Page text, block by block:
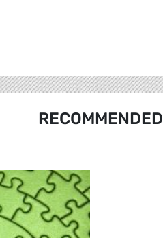
RECOMMENDED